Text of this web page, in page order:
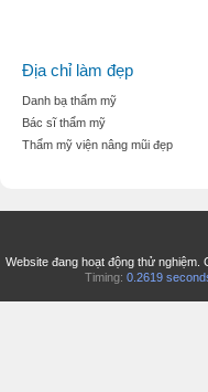
Địa chỉ làm đẹp
Danh bạ thẩm mỹ
Bác sĩ thẩm mỹ
Thẩm mỹ viện nâng mũi đẹp
Website đang hoạt động thử nghiệm.
Timing: 0.2619